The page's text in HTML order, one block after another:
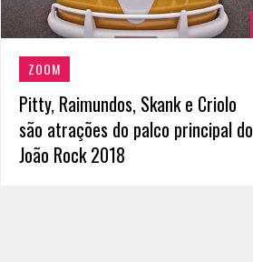
ZOOM
Pitty, Raimundos, Skank e Criolo
são atrações do palco principal do
João Rock 2018